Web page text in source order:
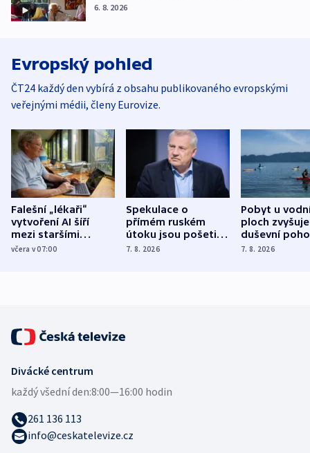
6. 8. 2026
Evropský pohled
ČT24 každý den vybírá z obsahu publikovaného evropskými
veřejnými médii, členy Eurovize.
Falešní „lékaři“
vytvoření AI šíří
mezi staršími
Poláky nebezpečné
včera v 07:00
Spekulace o
přímém ruském
útoku jsou pošetilé,
míní estonský
7. 8. 2026
Pobyt u
ploch zvyšuje
duševní
ukázala
7. 8. 2026
Divácké centrum
každý všední den:8:00—16:00 hodin
261 136 113
info@ceskatelevize.cz